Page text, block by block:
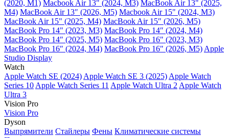
(2020, M1) Macbook Air 13" (2024, M3) MacBook Air 13" (2025,
M4) MacBook Air 13″ (2026, M5) Macbook Air 15" (2024, M3)
MacBook Air 15" (2025, M4) MacBook Air 15″ (2026, M5)
MacBook Pro 14" (2023, M3) MacBook Pro 14″ (2024, M4)
MacBook Pro 14″ (2025, M5) MacBook Pro 16" (2023, M3)
MacBook Pro 16″ (2024, M4) MacBook Pro 16" (2026, M5) Apple
Studio Display
Watch
Apple Watch SE (2024) Apple Watch SE 3 (2025) Apple Watch
Series 10 Apple Watch Series 11 Apple Watch Ultra 2 Apple Watch
Ultra 3
Vision Pro
Vision Pro
Dyson
Выпрямители Стайлеры Фены Климатические системы